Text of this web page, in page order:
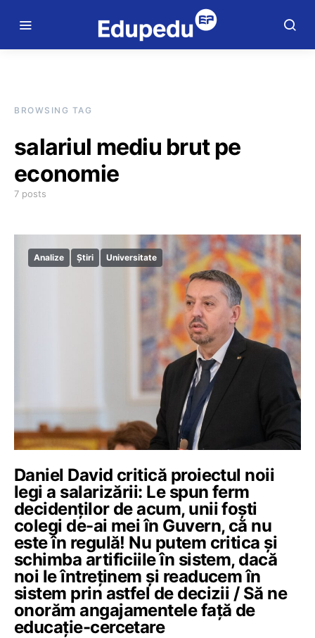
BROWSING TAG
salariul mediu brut pe
economie
7 posts
Analize Știri Universitate
Daniel David critică proiectul noii
legi a salarizării: Le spun ferm
decidenților de acum, unii foști
colegi de-ai mei în Guvern, că nu
este în regulă! Nu putem critica și
schimba artificiile în sistem, dacă
noi le întreținem și readucem în
sistem prin astfel de decizii / Să ne
onorăm angajamentele față de
educație-cercetare